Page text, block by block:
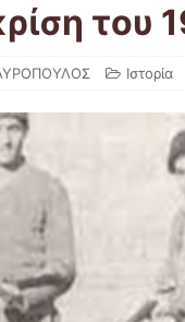
του
Ιστορία